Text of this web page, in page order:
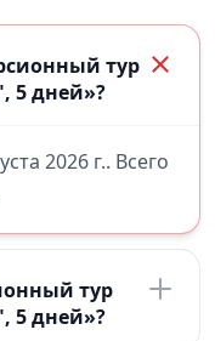
тур
5 дней»?
2026 г.. Всего
тур
5 дней»?